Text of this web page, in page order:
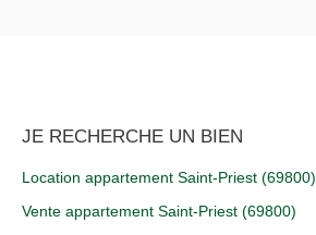
JE RECHERCHE UN BIEN
Location appartement Saint-Priest (69800)
Vente appartement Saint-Priest (69800)